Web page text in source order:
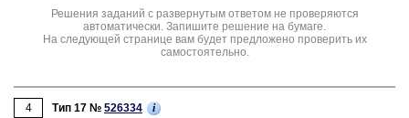
Решения заданий с развернутым ответом не проверяются
автоматически. Запишите решение на бумаге.
На следующей странице вам будет предложено проверить их
самостоятельно.
4 Тип 17 № 526334 i